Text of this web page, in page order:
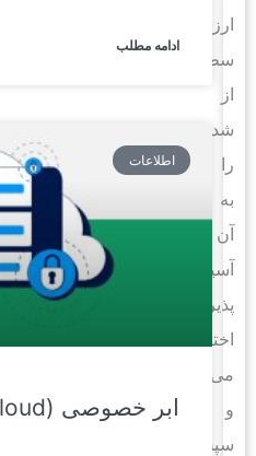
ارزیابی،
سطحی
شدت
آسیب
پذیری‌ها
اختصاص
می‌دهند
سپس
ادامه مطلب
اطلاعات
ابر خصوصی (Private cloud) چیست؟